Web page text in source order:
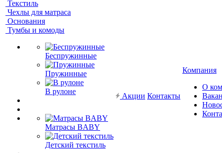
Текстиль
Чехлы для матраса
Основания
Тумбы и комоды
Беспружинные
Пружинные
В рулоне
Матрасы BABY
Детский текстиль
Акции Контакты
Компания
О